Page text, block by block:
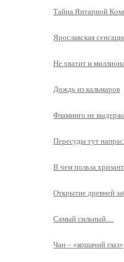
Тайна Янтарной
Ярославская
Не хватит и
Дождь из кальмаров
Фламинго не
Пересуды тут
В чем польза
Открытие древней
Самый сильный…
Чан – «кошачий глаз»